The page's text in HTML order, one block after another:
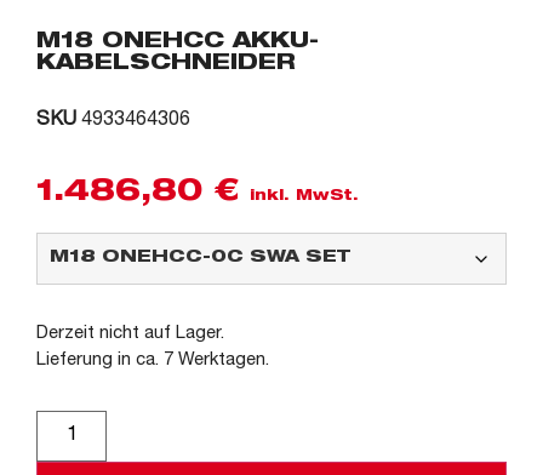
M18 ONEHCC AKKU-
KABELSCHNEIDER
SKU 4933464306
1.486,80 € inkl. MwSt.
Derzeit nicht auf Lager.
Lieferung in ca. 7 Werktagen.